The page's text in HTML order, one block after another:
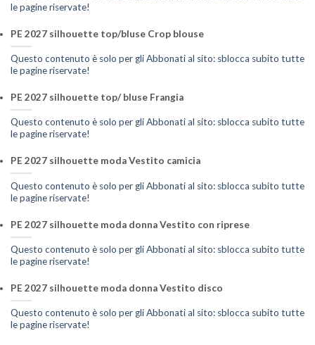
le pagine riservate!
PE 2027 silhouette top/bluse Crop blouse
Questo contenuto è solo per gli Abbonati al sito: sblocca subito tutte
le pagine riservate!
PE 2027 silhouette top/ bluse Frangia
Questo contenuto è solo per gli Abbonati al sito: sblocca subito tutte
le pagine riservate!
PE 2027 silhouette moda Vestito camicia
Questo contenuto è solo per gli Abbonati al sito: sblocca subito tutte
le pagine riservate!
PE 2027 silhouette moda donna Vestito con riprese
Questo contenuto è solo per gli Abbonati al sito: sblocca subito tutte
le pagine riservate!
PE 2027 silhouette moda donna Vestito disco
Questo contenuto è solo per gli Abbonati al sito: sblocca subito tutte
le pagine riservate!